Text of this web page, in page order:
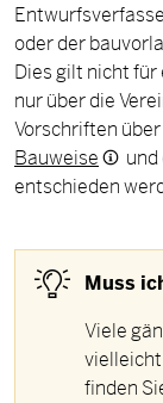
oder der
Dies gilt nicht
nur über die
Vorschriften
Bauweise
entschieden
Muss
Viele
finden